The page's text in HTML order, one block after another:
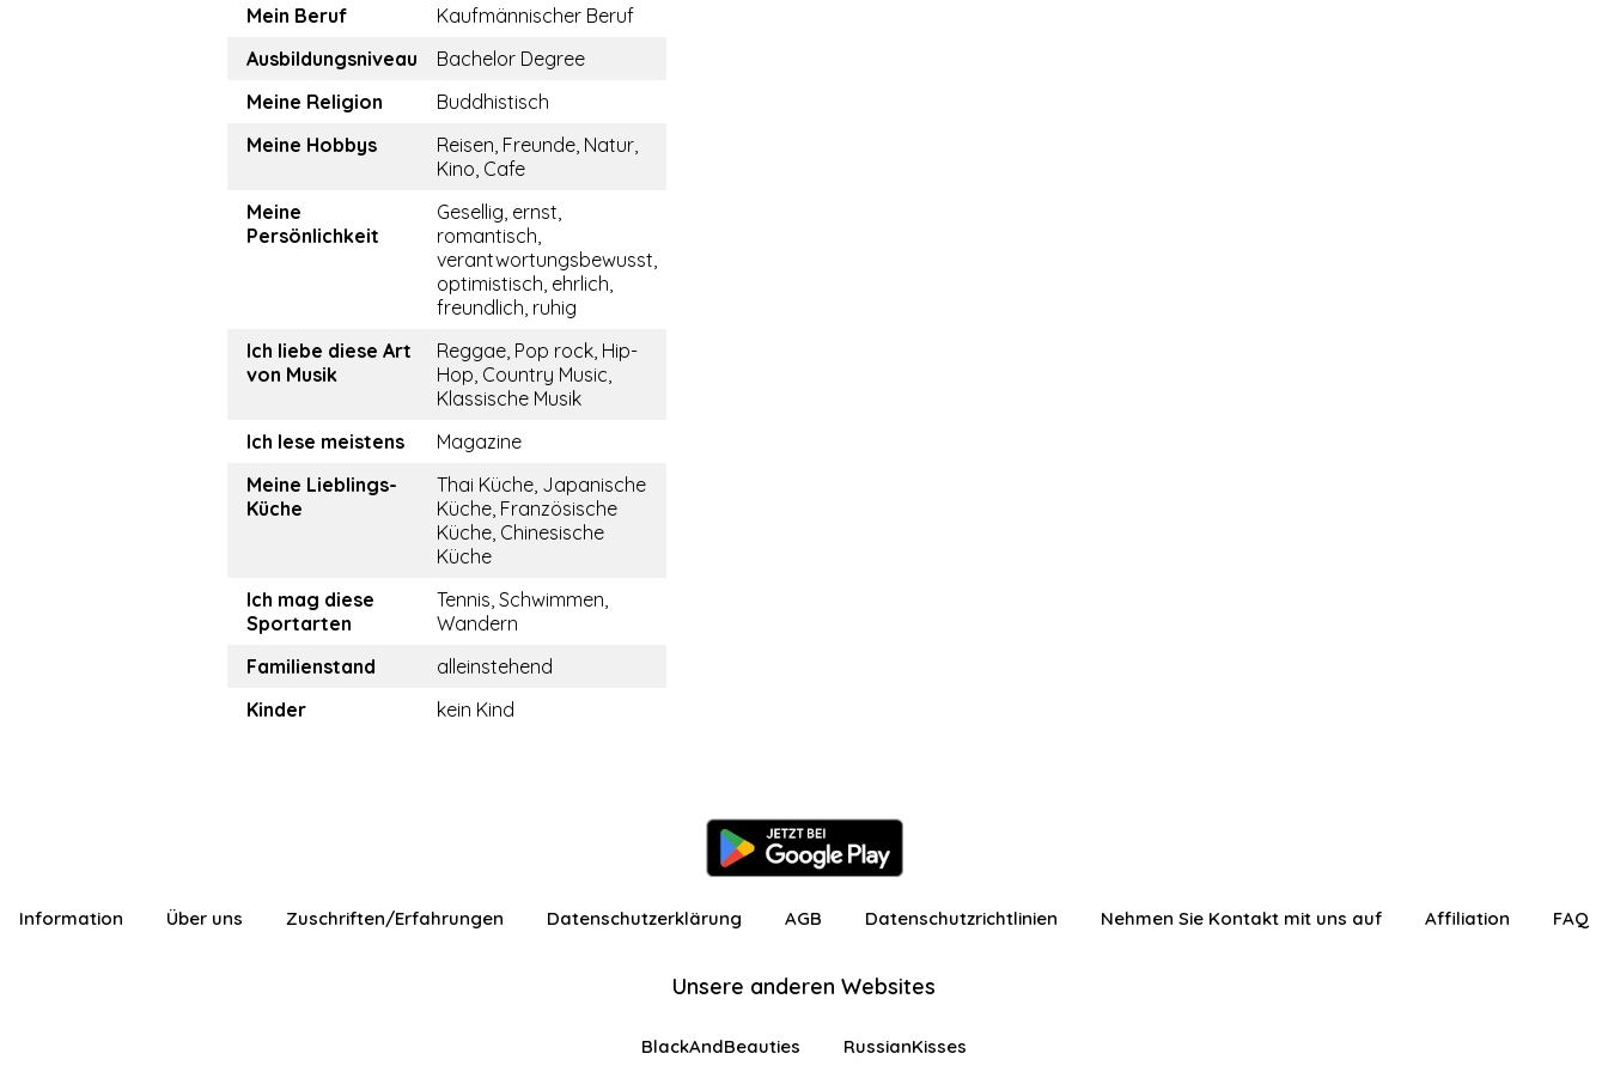
Mein Beruf
Kaufmännischer Beruf
Ausbildungsniveau
Bachelor Degree
Meine Religion
Buddhistisch
Meine Hobbys
Reisen, Freunde, Natur,
Kino, Cafe
Meine
Persönlichkeit
Gesellig, ernst,
romantisch,
verantwortungsbewusst,
optimistisch, ehrlich,
freundlich, ruhig
Ich liebe diese Art
von Musik
Reggae, Pop rock, Hip-
Hop, Country Music,
Klassische Musik
Ich lese meistens
Magazine
Meine Lieblings-
Küche
Thai Küche, Japanische
Küche, Französische
Küche, Chinesische
Küche
Ich mag diese
Sportarten
Tennis, Schwimmen,
Wandern
Familienstand
alleinstehend
Kinder
kein Kind
Information Über uns Zuschriften/Erfahrungen Datenschutzerklärung AGB Datenschutzrichtlinien Nehmen Sie Kontakt mit uns auf Affiliation FAQ
Unsere anderen Websites
BlackAndBeauties RussianKisses